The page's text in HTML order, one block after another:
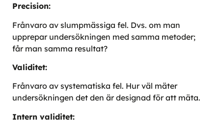
Precision:
Frånvaro av slumpmässiga fel. Dvs. om man
upprepar undersökningen med samma metoder;
får man samma resultat?
Validitet:
Frånvaro av systematiska fel. Hur väl mäter
undersökningen det den är designad för att mäta.
Intern validitet: